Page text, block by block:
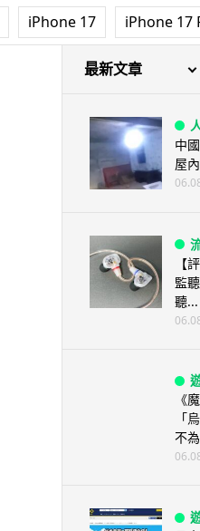
iPhone 17 iPhone 17
最新文章
中
屋
【
監
聽...
《
「
不